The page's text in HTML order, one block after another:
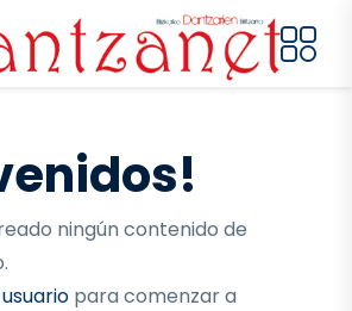
ningún contenido de
para comenzar a